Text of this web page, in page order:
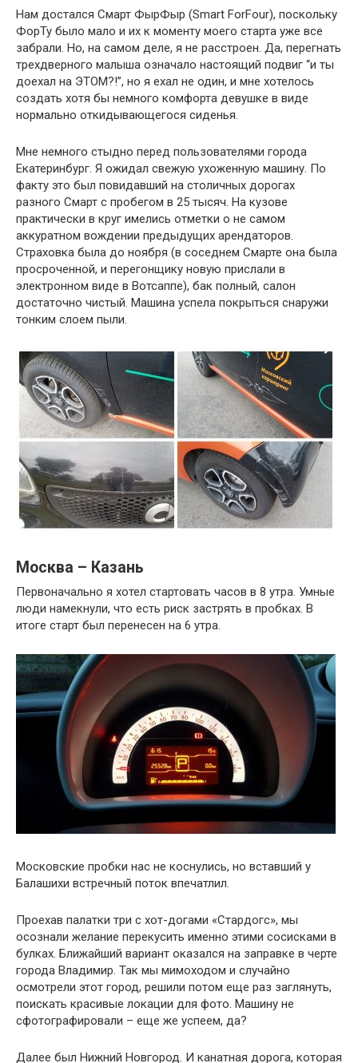
Нам достался Смарт ФырФыр (Smart ForFour), поскольку
ФорТу было мало и их к моменту моего старта уже все
забрали. Но, на самом деле, я не расстроен. Да, перегнать
трехдверного малыша означало настоящий подвиг “и ты
доехал на ЭТОМ?!”, но я ехал не один, и мне хотелось
создать хотя бы немного комфорта девушке в виде
нормально откидывающегося сиденья.
Мне немного стыдно перед пользователями города
Екатеринбург. Я ожидал свежую ухоженную машину. По
факту это был повидавший на столичных дорогах
разного Смарт с пробегом в 25 тысяч. На кузове
практически в круг имелись отметки о не самом
аккуратном вождении предыдущих арендаторов.
Страховка была до ноября (в соседнем Смарте она была
просроченной, и перегонщику новую прислали в
электронном виде в Вотсаппе), бак полный, салон
достаточно чистый. Машина успела покрыться снаружи
тонким слоем пыли.
Москва – Казань
Первоначально я хотел стартовать часов в 8 утра. Умные
люди намекнули, что есть риск застрять в пробках. В
итоге старт был перенесен на 6 утра.
Московские пробки нас не коснулись, но вставший у
Балашихи встречный поток впечатлил.
Проехав палатки три с хот-догами «Стардогс», мы
осознали желание перекусить именно этими сосисками в
булках. Ближайший вариант оказался на заправке в черте
города Владимир. Так мы мимоходом и случайно
осмотрели этот город, решили потом еще раз заглянуть,
поискать красивые локации для фото. Машину не
сфотографировали – еще же успеем, да?
Далее был Нижний Новгород. И канатная дорога, которая